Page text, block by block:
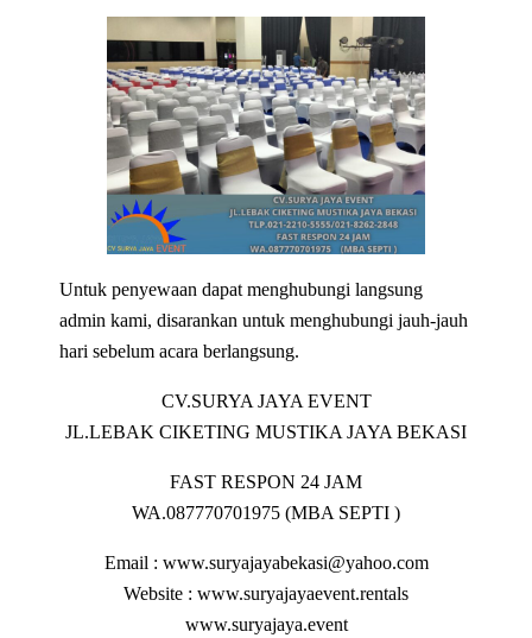
Untuk penyewaan dapat menghubungi langsung
admin kami, disarankan untuk menghubungi jauh-jauh
hari sebelum acara berlangsung.
CV.SURYA JAYA EVENT
JL.LEBAK CIKETING MUSTIKA JAYA BEKASI
FAST RESPON 24 JAM
WA.087770701975 (MBA SEPTI )
Email : www.suryajayabekasi@yahoo.com
Website : www.suryajayaevent.rentals
www.suryajaya.event